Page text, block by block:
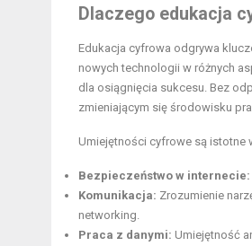
Dlaczego edukacja
Edukacja cyfrowa odgrywa
nowych technologii w różnych
dla osiągnięcia sukcesu. Bez
zmieniającym się środowisku
Umiejętności cyfrowe są istotne
Bezpieczeństwo w internecie:
Komunikacja: Zrozumienie
networking.
Praca z danymi: Umiejętność